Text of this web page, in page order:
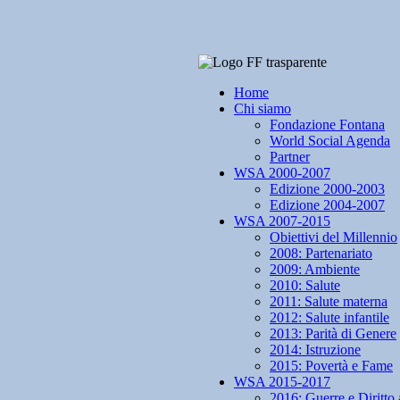
Home
Chi siamo
Fondazione Fontana
World Social Agenda
Partner
WSA 2000-2007
Edizione 2000-2003
Edizione 2004-2007
WSA 2007-2015
Obiettivi del Millennio
2008: Partenariato
2009: Ambiente
2010: Salute
2011: Salute materna
2012: Salute infantile
2013: Parità di Genere
2014: Istruzione
2015: Povertà e Fame
WSA 2015-2017